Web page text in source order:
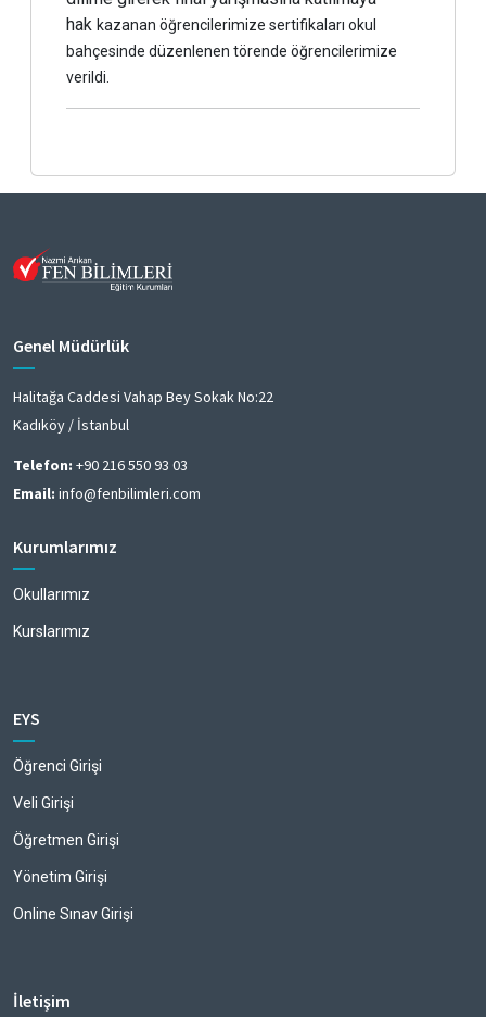
hak kazanan öğrencilerimize sertifikaları okul
bahçesinde düzenlenen törende öğrencilerimize
verildi.
Genel Müdürlük
Halitağa Caddesi Vahap Bey Sokak No:22
Kadıköy / İstanbul
Telefon: +90 216 550 93 03
Email: info@fenbilimleri.com
Kurumlarımız
Okullarımız
Kurslarımız
EYS
Öğrenci Girişi
Veli Girişi
Öğretmen Girişi
Yönetim Girişi
Online Sınav Girişi
İletişim